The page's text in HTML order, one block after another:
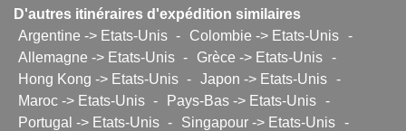
D'autres itinéraires d'expédition similaires
Argentine -> Etats-Unis - Colombie -> Etats-Unis -
Allemagne -> Etats-Unis - Grèce -> Etats-Unis -
Hong Kong -> Etats-Unis - Japon -> Etats-Unis -
Maroc -> Etats-Unis - Pays-Bas -> Etats-Unis -
Portugal -> Etats-Unis - Singapour -> Etats-Unis -